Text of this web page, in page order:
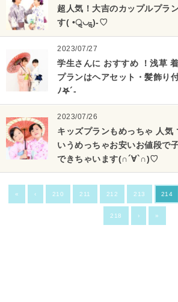
超人気！大吉のカップルプラ
す( •ॢ◡-ॢ)-♡
2023/07/27
学生さんに おすすめ ！浅草
プランはヘアセット・髪飾
ﾉ𖤐´-
2023/07/26
キッズプランもめっちゃ 人
いうめっちゃお安いお値段で
できちゃいます(∩´∀`∩)♡
« ‹ 210 211 212 213 214
218 › »